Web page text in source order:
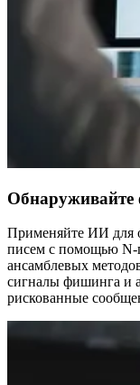
Применяйте ИИ для
писем с помощью N-
ансамблевых
сигналы фишинга и
рискованные